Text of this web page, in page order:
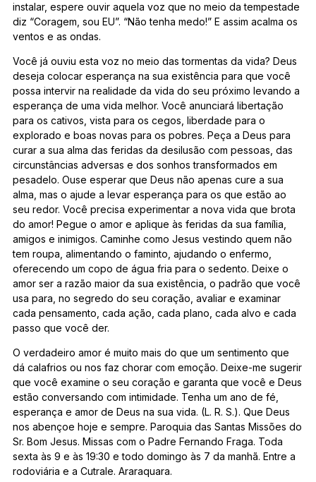
instalar, espere ouvir aquela voz que no meio da tempestade
diz “Coragem, sou EU”. “Não tenha medo!” E assim acalma os
ventos e as ondas.
Você já ouviu esta voz no meio das tormentas da vida? Deus
deseja colocar esperança na sua existência para que você
possa intervir na realidade da vida do seu próximo levando a
esperança de uma vida melhor. Você anunciará libertação
para os cativos, vista para os cegos, liberdade para o
explorado e boas novas para os pobres. Peça a Deus para
curar a sua alma das feridas da desilusão com pessoas, das
circunstâncias adversas e dos sonhos transformados em
pesadelo. Ouse esperar que Deus não apenas cure a sua
alma, mas o ajude a levar esperança para os que estão ao
seu redor. Você precisa experimentar a nova vida que brota
do amor! Pegue o amor e aplique às feridas da sua família,
amigos e inimigos. Caminhe como Jesus vestindo quem não
tem roupa, alimentando o faminto, ajudando o enfermo,
oferecendo um copo de água fria para o sedento. Deixe o
amor ser a razão maior da sua existência, o padrão que você
usa para, no segredo do seu coração, avaliar e examinar
cada pensamento, cada ação, cada plano, cada alvo e cada
passo que você der.
O verdadeiro amor é muito mais do que um sentimento que
dá calafrios ou nos faz chorar com emoção. Deixe-me sugerir
que você examine o seu coração e garanta que você e Deus
estão conversando com intimidade. Tenha um ano de fé,
esperança e amor de Deus na sua vida. (L. R. S.). Que Deus
nos abençoe hoje e sempre. Paroquia das Santas Missões do
Sr. Bom Jesus. Missas com o Padre Fernando Fraga. Toda
sexta às 9 e às 19:30 e todo domingo às 7 da manhã. Entre a
rodoviária e a Cutrale. Araraquara.